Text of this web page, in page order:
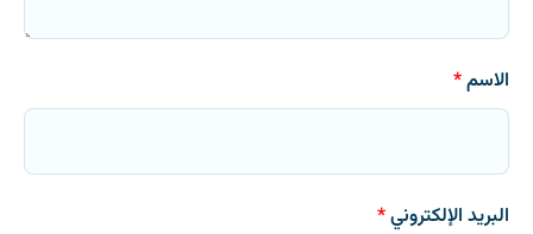
الاسم*
البريد الإلكتروني*